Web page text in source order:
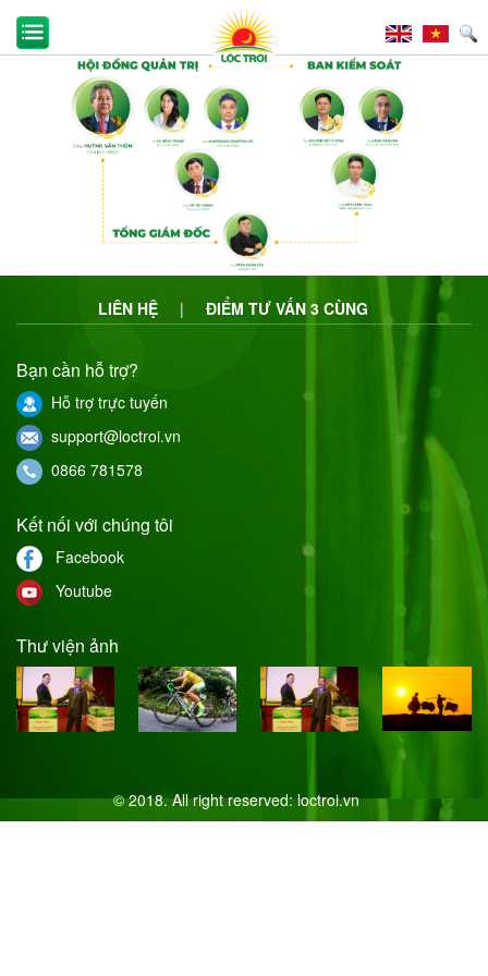
LIÊN HỆ | ĐIỂM TƯ VẤN 3 CÙNG
Bạn cần hỗ trợ?
Hỗ trợ trực tuyến
support@loctroi.vn
0866 781578
Kết nối với chúng tôi
Facebook
Youtube
Thư viện ảnh
© 2018. All right reserved:loctroi.vn